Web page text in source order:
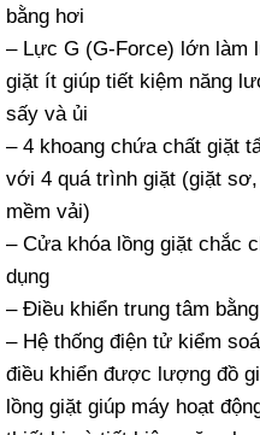
bằng hơi
– Lực G (G-Force) lớn làm
giặt ít giúp tiết kiệm năng
sấy và ủi
– 4 khoang chứa chất giặt
với 4 quá trình giặt (giặt
mềm vải)
– Cửa khóa lồng giặt chắc
dụng
– Điều khiển trung tâm
– Hệ thống điện tử kiểm
điều khiển được lượng đồ
lồng giặt giúp máy hoạt